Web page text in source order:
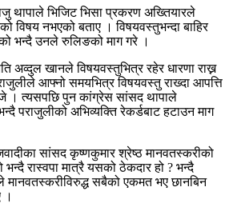
थापाले भिजिट भिसा प्रकरण अख्तियारले
विषय नभएको बताए । विषयवस्तुभन्दा बाहिर
भन्दै उनले रुलिङको माग गरे ।
अव्दुल खानले विषयवस्तुभित्र रहेर धारणा राख्न
आफ्नो समयभित्र विषयवस्तु राख्दा आपत्ति
। त्यसपछि पुन कांग्रेस सांसद थापाले
पराजुलीको अभिव्यक्ति रेकर्डबाट हटाउन माग
सांसद कृष्णकुमार श्रेष्ठ मानवतस्करीको
रास्वपा मात्रै यसको ठेकदार हो ? भन्दै
सबैको एकमत भए छानबिन
।